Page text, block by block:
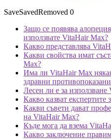
SaveSavedRemoved 0
Защо се появява
използвате VitaHair Max?
Какво представлява
Какви свойства имат
Max?
Има ли VitaHair Max
здравни
Лесен ли е за
Какво казват експертите
Какви съвети дават
на VitaHair Max?
Къде мога да взема
Какво заключение